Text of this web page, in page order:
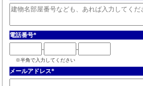
電話番号*
-
-
※半角で入力してください
メールアドレス*